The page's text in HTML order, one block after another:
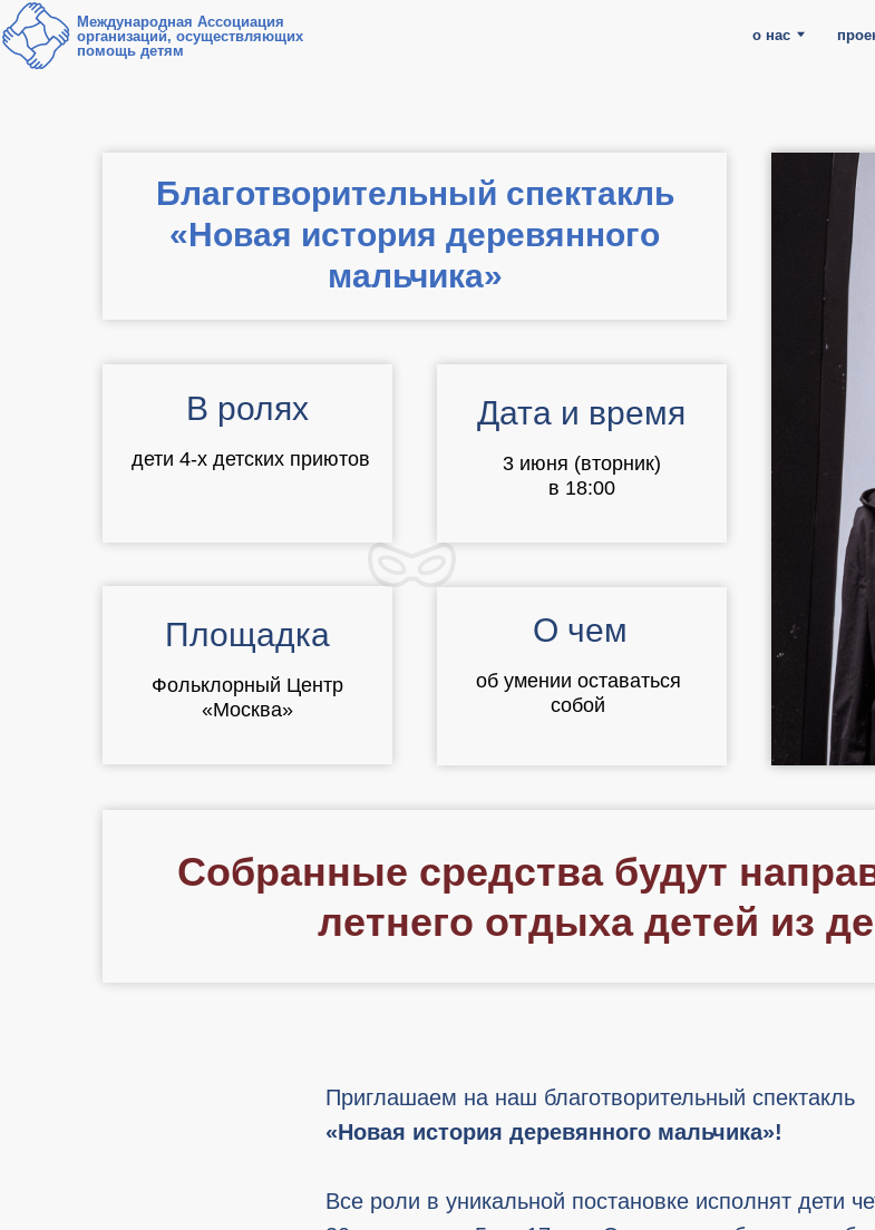
Международная Ассоциация
организаций, осуществляющих
помощь детям
проекты
Собранные средства будут
летнего отдыха детей из
3 июня (вторник)
в 18:00
Дата и время
Фольклорный Центр
«Москва»
Площадка
об умении оставаться
собой
О чем
дети 4-х детских приютов
В ролях
Благотворительный спектакль
«Новая история деревянного
мальчика»
Приглашаем на наш благотворительный спектакль
«Новая история деревянного мальчика»!
Все роли в уникальной постановке исполнят дети